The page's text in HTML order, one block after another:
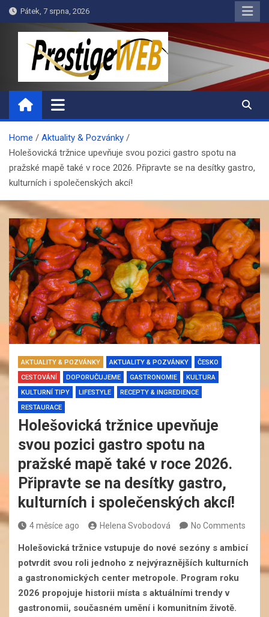
Skip
to
Pátek, 7 srpna, 2026
PrestigeWEB
Home
Aktuality & Pozvánky
Holešovická tržnice upevňuje svou pozici gastro spotu na
pražské mapě také v roce 2026. Připravte se na desítky gastro,
kulturních i společenských akcí!
AKTUALITY & POZVÁNKY AKTUALITY & POZVÁNKY
ČESKO
CESTOVÁNÍ
DOPORUČUJEME GASTRONOMIE
KULTURA
KULTURNÍ TIPY
LIFESTYLE
RECEPTY & INGREDIENCE
RESTAURACE
Holešovická tržnice upevňuje
svou pozici gastro spotu na
pražské mapě také v roce 2026.
Připravte se na desítky gastro,
kulturních i společenských akcí!
4 měsíce ago Helena Svobodová No Comments
Holešovická tržnice vstupuje do nové sezóny s ambicí
potvrdit svou roli jednoho z nejvýraznějších kulturních
a gastronomických center metropole. Program roku
2026 propojuje historii místa s aktuálními trendy v
gastronomii, současném umění i komunitním životě.